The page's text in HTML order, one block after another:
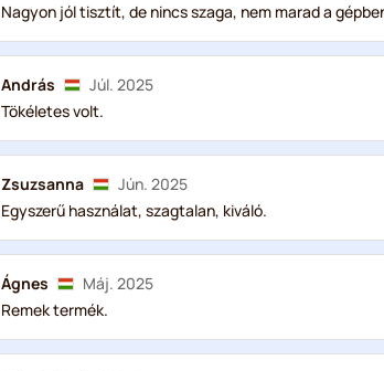
Nagyon jól tisztít, de nincs szaga, nem marad a
András
Júl. 2025
Tökéletes volt.
Zsuzsanna
Jún. 2025
Egyszerű használat, szagtalan, kiváló.
Ágnes
Máj. 2025
Remek termék.